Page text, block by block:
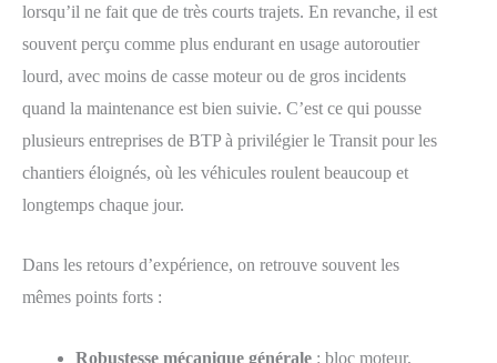
lorsqu’il ne fait que de très courts trajets. En revanche, il est
souvent perçu comme plus endurant en usage autoroutier
lourd, avec moins de casse moteur ou de gros incidents
quand la maintenance est bien suivie. C’est ce qui pousse
plusieurs entreprises de BTP à privilégier le Transit pour les
chantiers éloignés, où les véhicules roulent beaucoup et
longtemps chaque jour.
Dans les retours d’expérience, on retrouve souvent les
mêmes points forts :
Robustesse mécanique générale : bloc moteur,